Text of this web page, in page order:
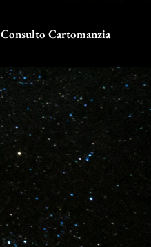
Consulto Cartomanzia